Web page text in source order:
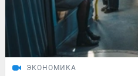
ЭКОНОМИКА